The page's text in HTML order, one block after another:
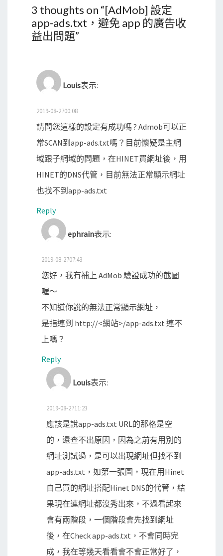
3 thoughts on “[AdMob] 設定
app-ads.txt，避免 app 的廣告收
益出問題”
Louis表示:
2019-08-2700:08
請問您這樣的設定有成功嗎 ? Admob可以正
常SCAN到app-ads.txt嗎？目前懷疑是主網
域跟子網域的問題，在HINET買網址後，用
HINET的DNS代管，目前無法正常顯示網址
也找不到app-ads.txt
Reply
ephrain表示:
2019-08-2707:43
您好，我有補上 AdMob 驗證成功的截圖
喔～
不知道你說的無法正常顯示網址，
是指連到 http://<網站>/app-ads.txt 連不
上嗎？
Reply
Louis表示:
2019-08-2711:23
應該是說app-ads.txt URL的那格是空
的，還查不出原因，因為之前有用別的
網址測試過，是可以出現網址但找不到
app-ads.txt，如第一張圖，現在用Hinet
自己買的網址搭配Hinet DNS的代管，結
果現在連網址都沒秀出來，不過看起來
會有兩階段，一個階段會先找到網址
後，在Check app-ads.txt，不會同時完
成，我在等幾天看看會不會正常好了，